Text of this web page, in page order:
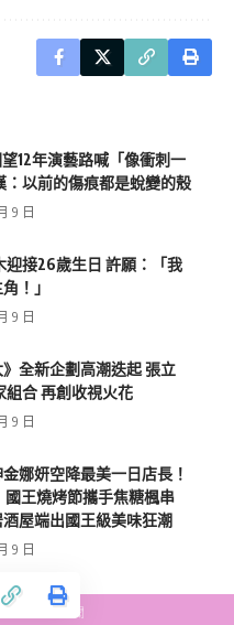
12年演藝路喊「像衝刺一
：以前的傷痕都是蛻變的殼
9 日
迎接26歲生日 許願：「我
！」
9 日
》全新企劃高潮迭起 張立
組合 再創收視火花
9 日
娜妍空降最美一日店長！
國王燒烤節攜手焦糖楓串
屋端出國王級美味狂潮
9 日
墨新聞